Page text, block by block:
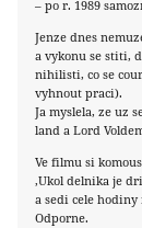
– po r. 1989
Jenze dnes
a vykonu se stiti,
nihilisti, co se
vyhnout praci).
Ja myslela, ze uz
land a Lord
Ve filmu si
‚Ukol delnika je
a sedi cele
Odporne.